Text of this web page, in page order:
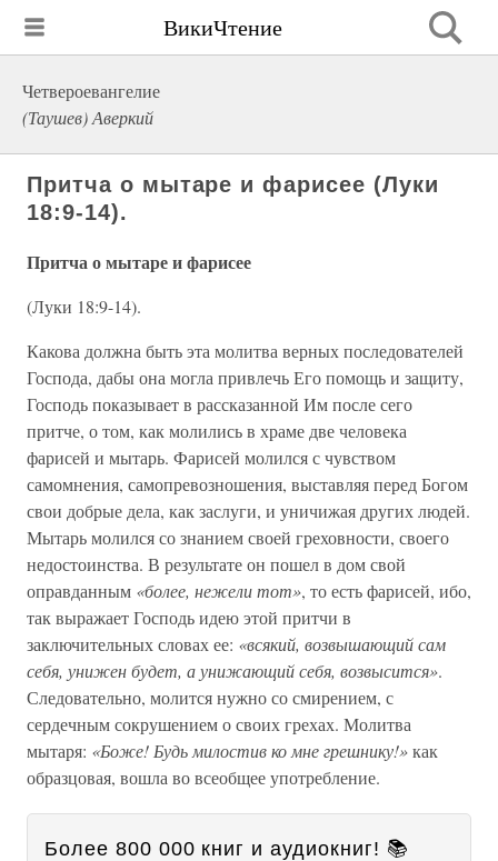
ВикиЧтение
Четвероевангелие
(Таушев) Аверкий
Притча о мытаре и фарисее (Луки
18:9-14).
Притча о мытаре и фарисее
(Луки 18:9-14).
Какова должна быть эта молитва верных последователей
Господа, дабы она могла привлечь Его помощь и защиту,
Господь показывает в рассказанной Им после сего
притче, о том, как молились в храме две человека
фарисей и мытарь. Фарисей молился с чувством
самомнения, самопревозношения, выставляя перед Богом
свои добрые дела, как заслуги, и уничижая других людей.
Мытарь молился со знанием своей греховности, своего
недостоинства. В результате он пошел в дом свой
оправданным «более, нежели тот», то есть фарисей, ибо,
так выражает Господь идею этой притчи в
заключительных словах ее: «всякий, возвышающий сам
себя, унижен будет, а унижающий себя, возвысится».
Следовательно, молится нужно со смирением, с
сердечным сокрушением о своих грехах. Молитва
мытаря: «Боже! Будь милостив ко мне грешнику!»как
образцовая, вошла во всеобщее употребление.
Более 800 000 книг и аудиокниг! 📚